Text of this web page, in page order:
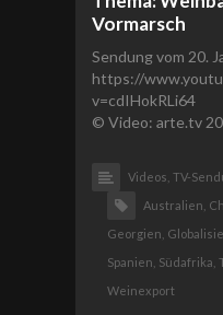
Vormarsch
Sendung vom 20.
https://
v=cdIHokRLi64
© Video: arte.tv
Videos, TV-
Australien,
Georgien,
Spanien, Südafrika,
Weinexport